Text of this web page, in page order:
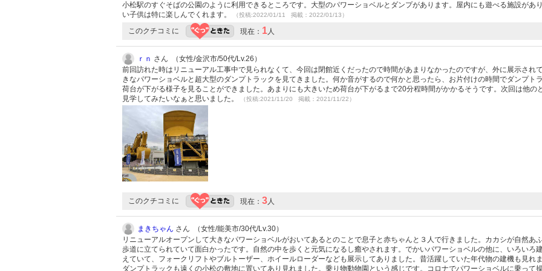
小松駅のすぐそばの公園のように利用できるところです。大型のパワーショベルとダンプがあります。屋内にも遊べる施設があ
い子供は特に楽しんでくれます。
（投稿:2022/01/11 掲載：2022/01/13）
このクチコミに 現在： 1人
ｒｎ さん （女性/金沢市/50代/Lv.26）
前回訪れた時はリニューアル工事中で見られなくて、今回は閉館近くだったので時間があまりなかったのですが、外に展示され
きなパワーショベルと超大型のダンプトラックを見てきました。何か音がするので何かと思ったら、お片付けの時間でダンプト
荷台が下がる様子を見ることができました。あまりにも大きいため荷台が下がるまで20分程時間がかかるそうです。次回は他の
見学してみたいなぁと思いました。
（投稿:2021/11/20 掲載：2021/11/22）
このクチコミに 現在： 3人
まきちゃん さん （女性/能美市/30代/Lv.30）
リニューアルオープンして大きなパワーショベルがおいてあるとのことで息子と赤ちゃんと３人で行きました。カカシが自然あ
歩道に立てられていて面白かったです。自然の中を歩くと元気になるし癒やされます。でかいパワーショベルの他に、いろいろ
えていて、フォークリフトやブルトーザー、ホイールローダーなども展示してありました。昔活躍していた年代物の建機も見れ
ダンプトラックも遠くの小松の敷地に置いてあり見れました。乗り物動物園という感じです。コロナでパワーショベルに乗って